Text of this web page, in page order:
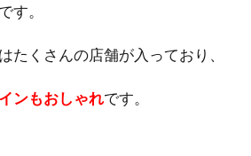
す。
たくさんの店舗が入っており、
ンもおしゃれです。